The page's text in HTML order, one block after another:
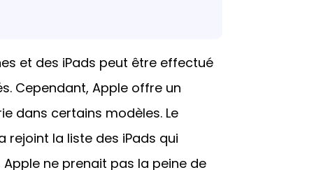
et des iPads peut être effectué
Cependant, Apple offre un
dans certains modèles. Le
rejoint la liste des iPads qui
ne prenait pas la peine de